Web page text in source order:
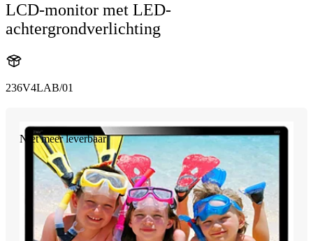
LCD-monitor met LED-
achtergrondverlichting
236V4LAB/01
Niet meer leverbaar